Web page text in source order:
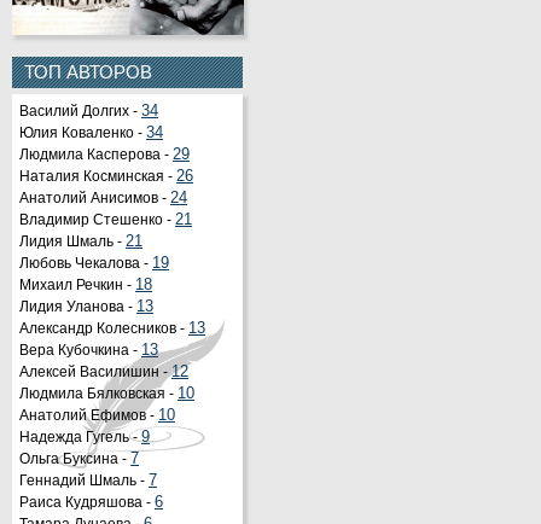
ТОП АВТОРОВ
Василий Долгих - 34
Юлия Коваленко - 34
Людмила Касперова - 29
Наталия Косминская - 26
Анатолий Анисимов - 24
Владимир Стешенко - 21
Лидия Шмаль - 21
Любовь Чекалова - 19
Михаил Речкин - 18
Лидия Уланова - 13
Александр Колесников - 13
Вера Кубочкина - 13
Алексей Василишин -12
Людмила Бялковская - 10
Анатолий Ефимов - 10
Надежда Гугель -9
Ольга Буксина - 7
Геннадий Шмаль - 7
Раиса Кудряшова - 6